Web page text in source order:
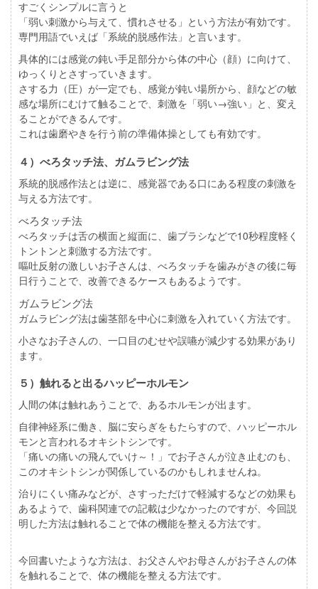
すごくシンプルに言うと
「弱い刺激から与えて、慣れさせる」という方法が有効です。
専門用語でいえば「系統的脱感作法」と言います。
具体的には感覚の鈍い手足部分から体の中心（顔）に向けて、
ゆっくりとさすっていきます。
さする力（圧）が一定でも、感覚が鈍い場所から、顔などの敏
感な場所にむけて触ることで、刺激を「弱い→強い」と、変え
ることができるんです。
これは歯磨やきを行う前の準備体操としても有効です。
４）べろタッチ法、ガムラビング法
系統的脱感作法とは逆に、感覚器である口にある程度の刺激を
与える方法です。
べろタッチ法
べろタッチは舌の横面と縦面に、歯ブラシなどで10秒程度軽く
トントンと刺激する方法です。
嘔吐反射の激しいお子さんは、べろタッチを歯みがきの後に毎
日行うことで、改善できるケースもあるようです。
ガムラビング法
ガムラビング法は歯茎部を中心に刺激を入れていく方法です。
小さなお子さんの、一口目のむせや誤嚥が減少する効果があり
ます。
５）触れると出るハッピーホルモン
人間の体は触れあうことで、あるホルモンが出ます。
自律神経系に働き、脳に安らぎをもたらすので、ハッピーホル
モンと言われるオキシトシンです。
「痛いの痛いの飛んでいけ～！」でお子さんが泣き止むのも、
このオキシトシンが関係しているのかもしれませんね。
治りにくい痛みなどが、さすっただけで軽減するなどの効果も
あるようで、歯科関連での記載は少なかったのですが、今回説
明した方法は触れることで体の機能を整える方法です。
今回書いたような方法は、お父さんやお母さんがお子さんの体
を触れることで、体の機能を整える方法です。